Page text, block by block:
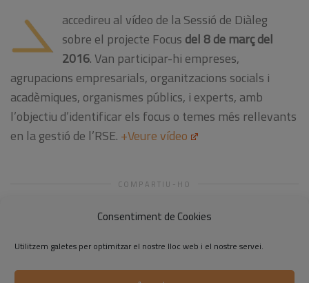
Consentiment de Cookies
Utilitzem galetes per optimitzar el nostre lloc web i el nostre servei.
accedireu al vídeo de la Sessió de Diàleg
sobre el projecte Focus del 8 de març del
2016. Van participar-hi empreses,
agrupacions empresarials, organitzacions socials i
acadèmiques, organismes públics, i experts, amb
l’objectiu d’identificar els focus o temes més rellevants
en la gestió de l’RSE. +Veure vídeo
COMPARTIU-HO